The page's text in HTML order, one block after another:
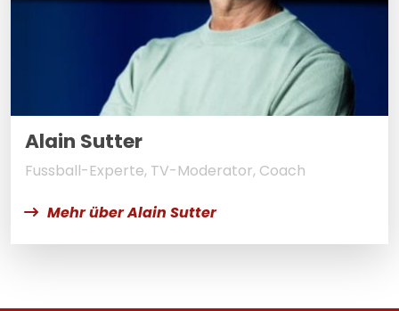
Alain Sutter
Fussball-Experte, TV-Moderator, Coach
Mehr über Alain Sutter